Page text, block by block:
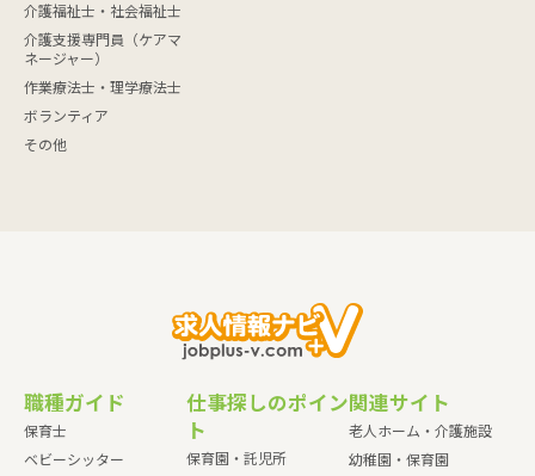
介護福祉士・社会福祉士
介護支援専門員（ケアマ
ネージャー）
作業療法士・理学療法士
ボランティア
その他
職種ガイド
保育士
ベビーシッター
仕事探しのポイン
ト
保育園・託児所
関連サイト
老人ホーム・介護施設
幼稚園・保育園